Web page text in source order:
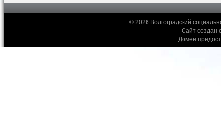
© 2026 Волгоградский
Сайт создан
Домен